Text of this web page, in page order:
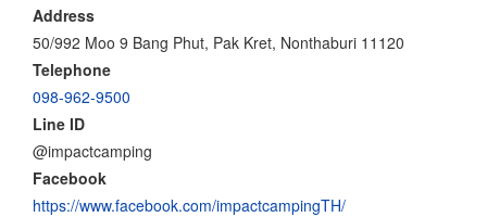
Address
50/992 Moo 9 Bang Phut, Pak Kret, Nonthaburi 11120
Telephone
098-962-9500
Line ID
@impactcamping
Facebook
https://www.facebook.com/impactcampingTH/